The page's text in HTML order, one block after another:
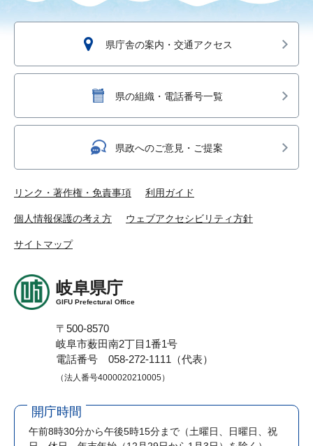
県庁舎の案内・交通アクセス
県の組織・電話番号一覧
県政へのご意見・ご提案
リンク・著作権・免責事項 利用ガイド
個人情報保護の考え方 ウェブアクセシビリティ方針
サイトマップ
岐阜県庁
GIFU Prefectural Office
〒500-8570
岐阜市薮田南2丁目1番1号
電話番号 058-272-1111（代表）
（法人番号4000020210005）
開庁時間
午前8時30分から午後5時15分まで （土曜日、日曜日、祝